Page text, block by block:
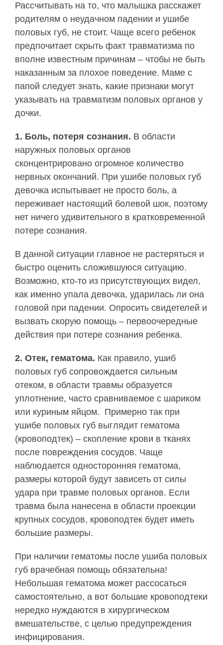
Рассчитывать на то, что малышка расскажет
родителям о неудачном падении и ушибе
половых губ, не стоит. Чаще всего ребенок
предпочитает скрыть факт травматизма по
вполне известным причинам – чтобы не быть
наказанным за плохое поведение. Маме с
папой следует знать, какие признаки могут
указывать на травматизм половых органов у
дочки.
1. Боль, потеря сознания. В области
наружных половых органов
сконцентрировано огромное количество
нервных окончаний. При ушибе половых губ
девочка испытывает не просто боль, а
переживает настоящий болевой шок, поэтому
нет ничего удивительного в кратковременной
потере сознания.
В данной ситуации главное не растеряться и
быстро оценить сложившуюся ситуацию.
Возможно, кто-то из присутствующих видел,
как именно упала девочка, ударилась ли она
головой при падении. Опросить свидетелей и
вызвать скорую помощь – первоочередные
действия при потере сознания ребенка.
2. Отек, гематома. Как правило, ушиб
половых губ сопровождается сильным
отеком, в области травмы образуется
уплотнение, часто сравниваемое с шариком
или куриным яйцом. Примерно так при
ушибе половых губ выглядит гематома
(кровоподтек) – скопление крови в тканях
после повреждения сосудов. Чаще
наблюдается односторонняя гематома,
размеры которой будут зависеть от силы
удара при травме половых органов. Если
травма была нанесена в области проекции
крупных сосудов, кровоподтек будет иметь
большие размеры.
При наличии гематомы после ушиба половых
губ врачебная помощь обязательна!
Небольшая гематома может рассосаться
самостоятельно, а вот большие кровоподтеки
нередко нуждаются в хирургическом
вмешательстве, с целью предупреждения
инфицирования.